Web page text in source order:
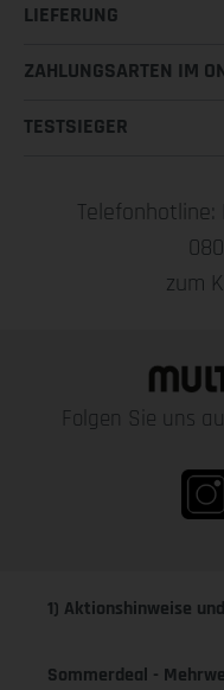
LIEFERUNG
ZAHLUNGSARTEN IM
TESTSIEGER
Telefonhotline:
zum
Folgen Sie uns
1) Aktionshinweise
Sommerdeal -